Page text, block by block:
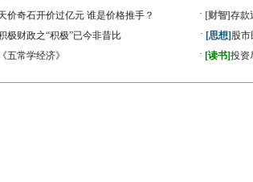
价奇石开价过亿元 谁是价格推手？ · [财智]存款
极财政之“积极”已今非昔比 · [思想] 股市
《五常学经济》 · [读书]投资